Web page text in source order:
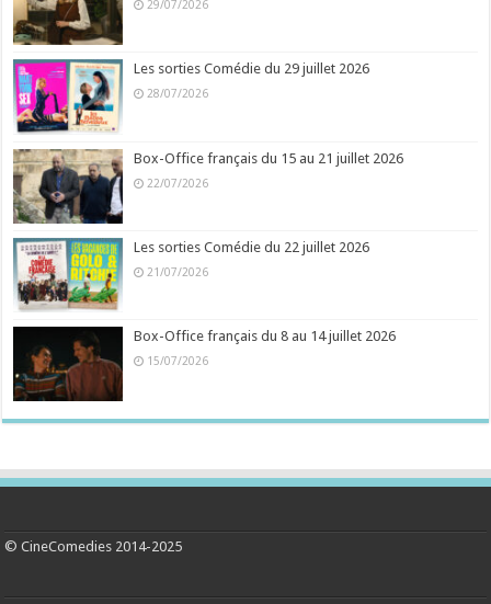
29/07/2026
Les sorties Comédie du 29 juillet 2026
28/07/2026
Box-Office français du 15 au 21 juillet 2026
22/07/2026
Les sorties Comédie du 22 juillet 2026
21/07/2026
Box-Office français du 8 au 14 juillet 2026
15/07/2026
© CineComedies 2014-2025